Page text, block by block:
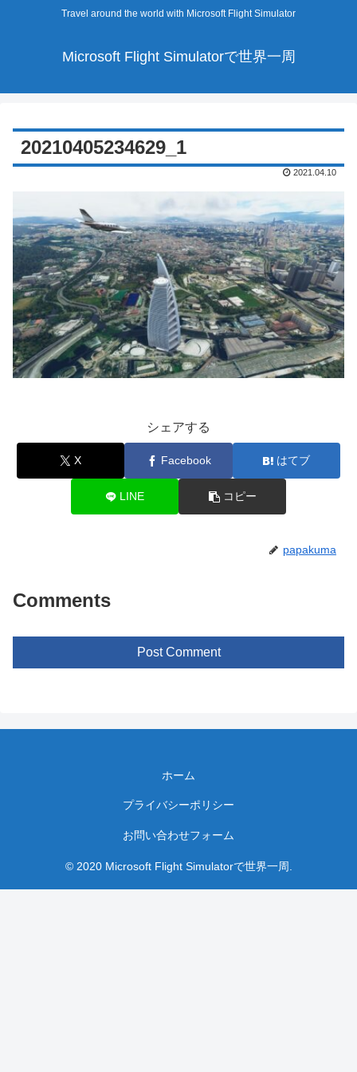
Travel around the world with Microsoft Flight Simulator
Microsoft Flight Simulatorで世界一周
20210405234629_1
2021.04.10
シェアする
X Facebook はてブ
LINE コピー
papakuma
Comments
Post Comment
ホーム
プライバシーポリシー
お問い合わせフォーム
© 2020 Microsoft Flight Simulatorで世界一周.